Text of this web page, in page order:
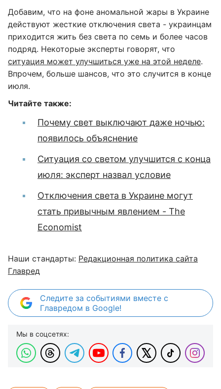
Добавим, что на фоне аномальной жары в Украине
действуют жесткие отключения света - украинцам
приходится жить без света по семь и более часов
подряд. Некоторые эксперты говорят, что
ситуация может улучшиться уже на этой неделе.
Впрочем, больше шансов, что это случится в конце
июля.
Читайте также:
Почему свет выключают даже ночью:
появилось объяснение
Ситуация со светом улучшится с конца
июля: эксперт назвал условие
Отключения света в Украине могут
стать привычным явлением - The
Economist
Наши стандарты: Редакционная политика сайта
Главред
Следите за событиями вместе с
Главредом в Google!
Мы в соцсетях: